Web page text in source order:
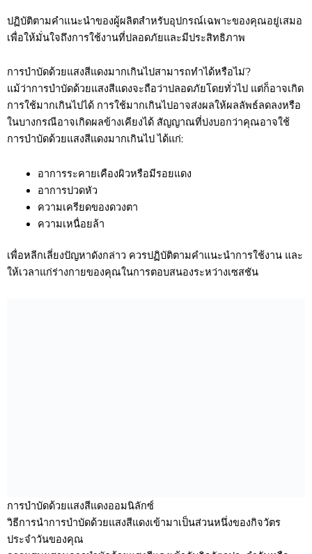
ปฏิบัติตามคำแนะนำของผู้ผลิตสำหรับอุปกรณ์เฉพาะของคุณอยู่เสมอ
เพื่อให้มั่นใจถึงการใช้งานที่ปลอดภัยและมีประสิทธิภาพ
การบำบัดด้วยแสงสีแดงมากเกินไปสามารถทำได้หรือไม่?
แม้ว่าการบำบัดด้วยแสงสีแดงจะถือว่าปลอดภัยโดยทั่วไป แต่ก็อาจเกิด
การใช้มากเกินไปได้ การใช้มากเกินไปอาจส่งผลให้ผลลัพธ์ลดลงหรือ
ในบางกรณีอาจเกิดผลข้างเคียงได้ สัญญาณที่บ่งบอกว่าคุณอาจใช้
การบำบัดด้วยแสงสีแดงมากเกินไป ได้แก่:
อาการระคายเคืองผิวหรือมีรอยแดง
อาการปวดหัว
ความเครียดของดวงตา
ความเหนื่อยล้า
เพื่อหลีกเลี่ยงปัญหาดังกล่าว ควรปฏิบัติตามคำแนะนำการใช้งาน และ
ให้เวลาแก่ร่างกายของคุณในการตอบสนองระหว่างเซสชัน
การบำบัดด้วยแสงสีแดงออมนิลักซ์
วิธีการนำการบำบัดด้วยแสงสีแดงเข้ามาเป็นส่วนหนึ่งของกิจวัตร
ประจำวันของคุณ